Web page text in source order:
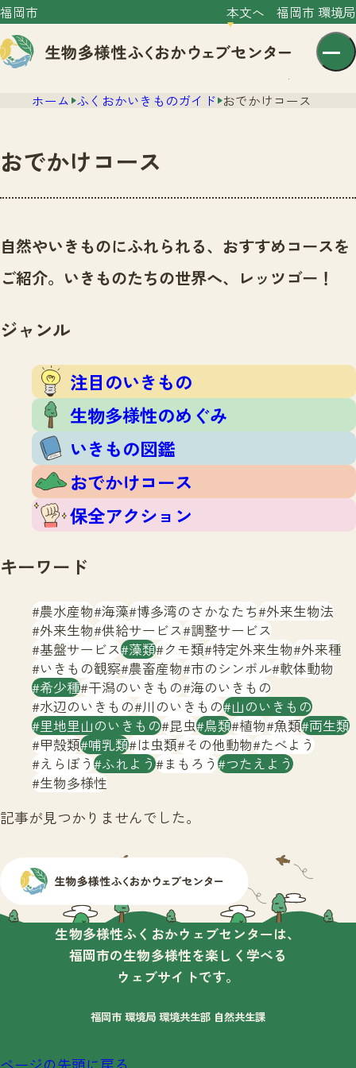
福岡市 本文へ 福岡市 環境局
文字サイズ 小 中 大
センター紹介
センター紹介TOP
サイトポリシー
ニュース
いきものガイド
注目のいきもの
生物多様性のめぐみ
いきもの図鑑
おでかけコース
保全アクション
イベント
いきもの調査隊
調査レポート
調査レポートTOP
調査結果
ふくおかいきものマップ
マッチング
マッチングTOP
掲載申し込みフォーム
お問合せ
生物多様性ふくおかウェブセンターとは
サイトマップ
ホーム ふくおかいきものガイド おでかけコース
おでかけコース
自然やいきものにふれられる、おすすめコースを
ご紹介。いきものたちの世界へ、レッツゴー！
ジャンル
注目のいきもの
生物多様性のめぐみ
いきもの図鑑
おでかけコース
保全アクション
キーワード
農水産物 海藻 博多湾のさかなたち 外来生物法
外来生物 供給サービス 調整サービス
基盤サービス 藻類 クモ類 特定外来生物 外来種
いきもの観察 農畜産物 市のシンボル 軟体動物
希少種 干潟のいきもの 海のいきもの
水辺のいきもの 川のいきもの 山のいきもの
里地里山のいきもの 昆虫 鳥類 植物 魚類 両生類
甲殻類 哺乳類 は虫類 その他動物 たべよう
えらぼう ふれよう まもろう つたえよう
生物多様性
記事が見つかりませんでした。
生物多様性ふくおかウェブセンターは、
福岡市の生物多様性を楽しく学べる
ウェブサイトです。
福岡市 環境局 環境共生部 自然共生課